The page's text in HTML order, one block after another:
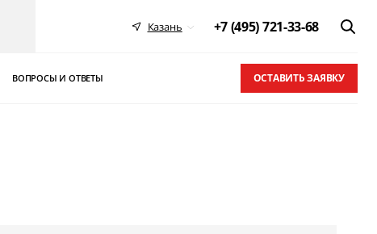
Казань +7 (495) 721-33-68
ВОПРОСЫ И ОТВЕТЫ ОСТАВИТЬ ЗАЯВКУ